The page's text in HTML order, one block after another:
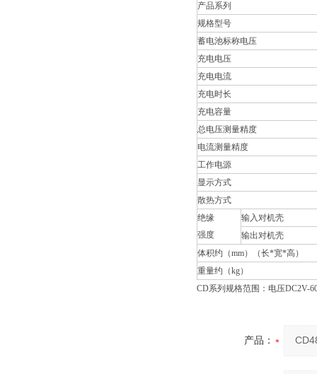
产品系列
规格型号
蓄电池标称电压
充电电压
充电电流
充电时长
充电容量
总电压测量精度
电流测量精度
工作电源
显示方式
散热方式
绝缘
强度
输入对机壳
输出对机壳
体积约（mm）（长*宽*高）
重量约（kg）
CD系列规格范围：电压DC2V-
产品：